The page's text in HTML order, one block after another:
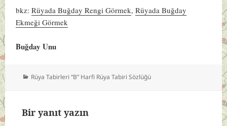
bkz:Rüyada Buğday Rengi Görmek,Rüyada Buğday
Ekmeği Görmek
Buğday Unu
Kategoriler
Rüya Tabirleri “B” Harfi Rüya Tabiri Sözlüğü
Bir yanıt yazın